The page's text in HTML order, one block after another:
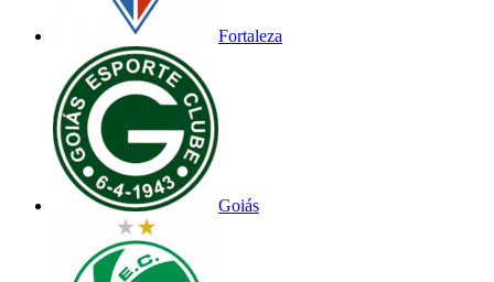
Fortaleza
Goiás